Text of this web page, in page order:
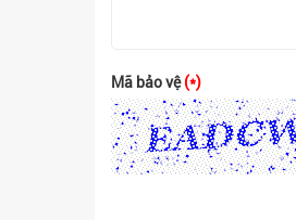
Mã bảo vệ(*)